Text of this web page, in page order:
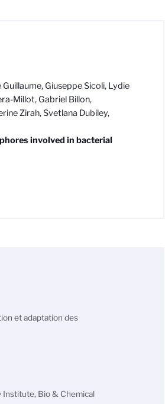
Giuseppe Sicoli, Lydie
Millot, Gabriel Billon,
Zirah, Svetlana Dubiley,
involved in bacterial
et adaptation des
Institute, Bio & Chemical